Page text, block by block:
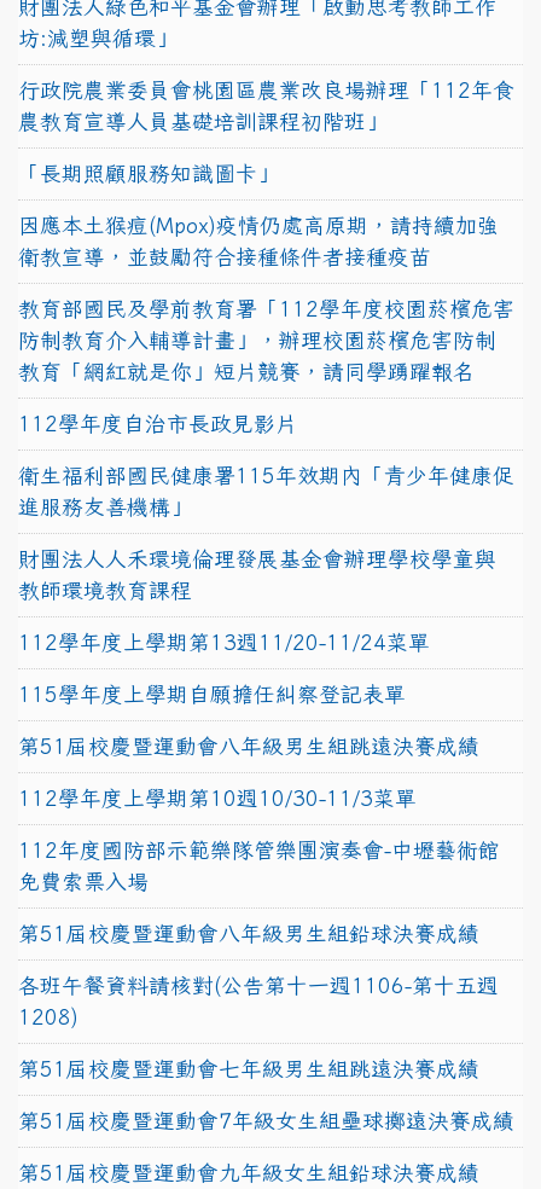
財團法人綠色和平基金會辦理「啟動思考教師工作
坊:減塑與循環」
行政院農業委員會桃園區農業改良場辦理「112年食
農教育宣導人員基礎培訓課程初階班」
「長期照顧服務知識圖卡」
因應本土猴痘(Mpox)疫情仍處高原期，請持續加強
衛教宣導，並鼓勵符合接種條件者接種疫苗
教育部國民及學前教育署「112學年度校園菸檳危害
防制教育介入輔導計畫」，辦理校園菸檳危害防制
教育「網紅就是你」短片競賽，請同學踴躍報名
112學年度自治市長政見影片
衛生福利部國民健康署115年效期內「青少年健康促
進服務友善機構」
財團法人人禾環境倫理發展基金會辦理學校學童與
教師環境教育課程
112學年度上學期第13週11/20-11/24菜單
115學年度上學期自願擔任糾察登記表單
第51屆校慶暨運動會八年級男生組跳遠決賽成績
112學年度上學期第10週10/30-11/3菜單
112年度國防部示範樂隊管樂團演奏會-中壢藝術館
免費索票入場
第51屆校慶暨運動會八年級男生組鉛球決賽成績
各班午餐資料請核對(公告第十一週1106-第十五週
1208)
第51屆校慶暨運動會七年級男生組跳遠決賽成績
第51屆校慶暨運動會7年級女生組壘球擲遠決賽成績
第51屆校慶暨運動會九年級女生組鉛球決賽成績